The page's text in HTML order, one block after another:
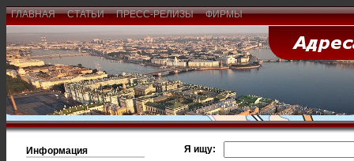
ГЛАВНАЯ СТАТЬИ ПРЕСС-РЕЛИЗЫ ФИРМЫ
Информация
Я ищу: